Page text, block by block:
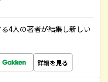
4人の著者が結集し新しい
詳細を見る